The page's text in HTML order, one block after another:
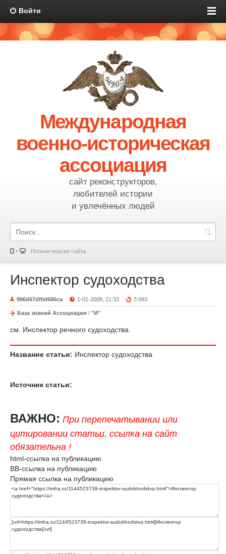
Войти
Международная
военно-историческая
ассоциация
сайт реконструкторов,
любителей истории
и увлечённых людей
Полная версия сайта
Инспектор судоходства
996d67df0d686ca 1-01-2008, 21:33 3 093
База знаний Ассоциации / "И"
см. Инспектор речного судоходства.
Название статьи: Инспектор судоходства
Источник статьи:
ВАЖНО: При перепечатывании или
цитировании статьи, ссылка на сайт
обязательна !
html-ссылка на публикацию
BB-ссылка на публикацию
Прямая ссылка на публикацию